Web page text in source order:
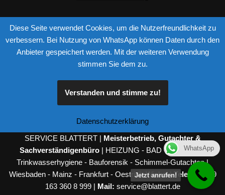
Please follow & like us :)
SERVICE BLATTERT | Meisterbetrieb, Gutachter &
Sachverständigenbüro | HEIZUNG - BAD - SANITÄR -
Trinkwasserhygiene - Bauforensik - Schimmel-Gutachten |
Wiesbaden - Mainz - Frankfurt - Oestrich-Winkel |Telefon:
+49
163 360 8 999| Mail: service@blattert.de
Diese Seite verwendet Cookies, um die Nutzerfreundlichkeit zu
verbessern. Bei Nutzung von WhatsApp können Daten durch den
Anbieter gespeichert werden. Mit der weiteren Verwendung
stimmen Sie dem zu.
Verstanden und stimme zu!
Datenschutzerklärung
WhatsApp
Jetzt anrufen!